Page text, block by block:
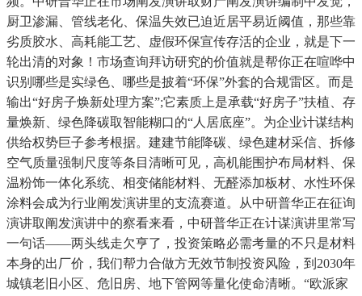
厨卫渗漏、管线老化、保温失效已迫近居平易近阈值，那些靠
劣质胶水、高耗能工艺、虚假环保宣传存活的企业，就是下一
轮出清的对象！市场查询拜访研究的价值就是帮你正在喧哗中
识别哪些是实绿色、哪些是披着“环保”外套的合规雷区。而是
输出“好房子焕新处理方案”;它素质上是承载“好房子”扶植、存
量焕新、绿色降碳取智能糊口的“人居底座”。为企业计谋结构
供给权势巨子参考根据。建建节能降碳、绿色建材采信、拆修
空气质量强制尺度等条目清晰可见，高机能围护布局材料、保
温粉饰一体化系统、相变储能材料、无醛添加板材、水性环保
涂料会成为行业阐发演讲里的支流赛道。从中研普华正在征询
演讲取阐发演讲中的察看来看，中研普华正在计谋演讲里常写
一句话——两头线走欠亨了，投资策略必需考量的不只是材料
本身的出厂价，我们帮力合做方无效节制投资风险，到2030年
城镇老旧小区、危旧房、地下管网等量化使命清晰。“欧派家